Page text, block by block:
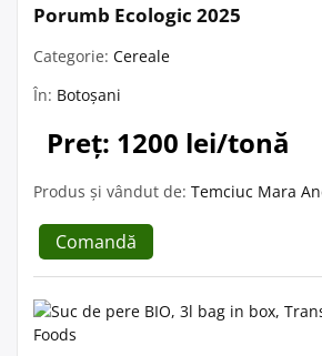
Porumb Ecologic 2025
Categorie: Cereale
În: Botoșani
Preț: 1200 lei/tonă
Produs și vândut de: Temciuc Mara
Comandă